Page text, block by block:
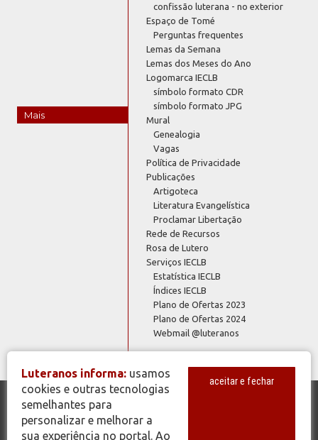
Mais
confissão luterana - no exterior
Espaço de Tomé
Perguntas frequentes
Lemas da Semana
Lemas dos Meses do Ano
Logomarca IECLB
símbolo formato CDR
símbolo formato JPG
Mural
Genealogia
Vagas
Política de Privacidade
Publicações
Artigoteca
Literatura Evangelística
Proclamar Libertação
Rede de Recursos
Rosa de Lutero
Serviços IECLB
Estatística IECLB
Índices IECLB
Plano de Ofertas 2023
Plano de Ofertas 2024
Webmail @luteranos
© Copyright 2026 - Todos os Direitos Reservados - IECLB - Igreja
Evangélica de Confissão Luterana no Brasil - Portal Luteranos -
Luteranos informa: usamos
cookies e outras tecnologias
semelhantes para
personalizar e melhorar a
sua experiência no portal. Ao
aceitar e fechar